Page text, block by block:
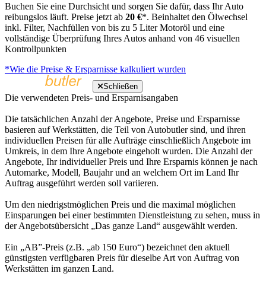
Buchen Sie eine Durchsicht und sorgen Sie dafür, dass Ihr Auto
reibungslos läuft. Preise jetzt ab 20 €*. Beinhaltet den Ölwechsel
inkl. Filter, Nachfüllen von bis zu 5 Liter Motoröl und eine
vollständige Überprüfung Ihres Autos anhand von 46 visuellen
Kontrollpunkten
*Wie die Preise & Ersparnisse kalkuliert wurden
Schließen
Die verwendeten Preis- und Ersparnisangaben
Die tatsächlichen Anzahl der Angebote, Preise und Ersparnisse
basieren auf Werkstätten, die Teil von Autobutler sind, und ihren
individuellen Preisen für alle Aufträge einschließlich Angebote im
Umkreis, in dem Ihre Angebote eingeholt wurden. Die Anzahl der
Angebote, Ihr individueller Preis und Ihre Ersparnis können je nach
Automarke, Modell, Baujahr und an welchem Ort im Land Ihr
Auftrag ausgeführt werden soll variieren.
Um den niedrigstmöglichen Preis und die maximal möglichen
Einsparungen bei einer bestimmten Dienstleistung zu sehen, muss in
der Angebotsübersicht „Das ganze Land“ ausgewählt werden.
Ein „AB”-Preis (z.B. „ab 150 Euro“) bezeichnet den aktuell
günstigsten verfügbaren Preis für dieselbe Art von Auftrag von
Werkstätten im ganzen Land.